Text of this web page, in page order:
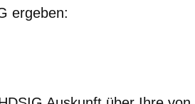
ergeben: